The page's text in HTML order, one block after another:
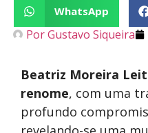
WhatsApp
PorGustavo Siqueira
Beatriz Moreira
renome, com uma
profundo